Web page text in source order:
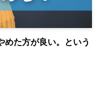
めた方が良い。という